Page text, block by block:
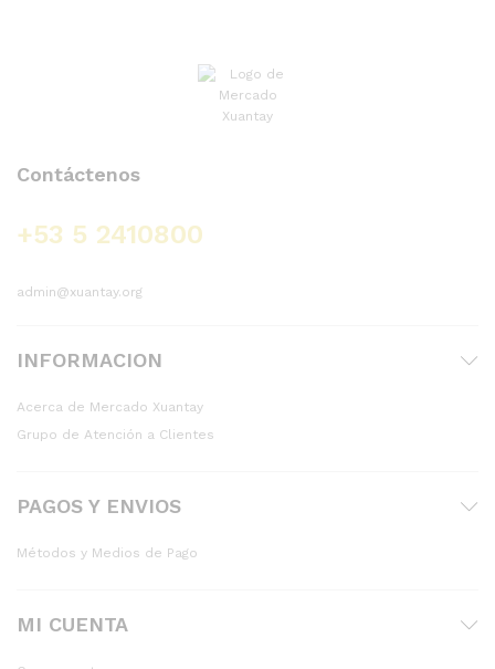
Contáctenos
+53 5 2410800
admin@xuantay.org
INFORMACION
Acerca de Mercado Xuantay
Grupo de Atención a Clientes
PAGOS Y ENVIOS
Métodos y Medios de Pago
MI CUENTA